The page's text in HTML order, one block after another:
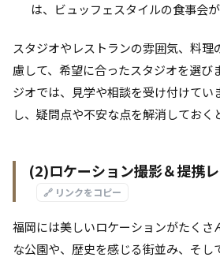
は、ビュッフェスタイルの食事会が
スタジオやレストランの雰囲気、料理
慮して、希望に合ったスタジオを選び
ジオでは、見学や相談を受け付けてい
し、疑問点や不安な点を解消しておく
(2)ロケーション撮影＆提携
🔗 リンクをコピー
福岡には美しいロケーションがたくさ
な公園や、歴史を感じる街並み、そし